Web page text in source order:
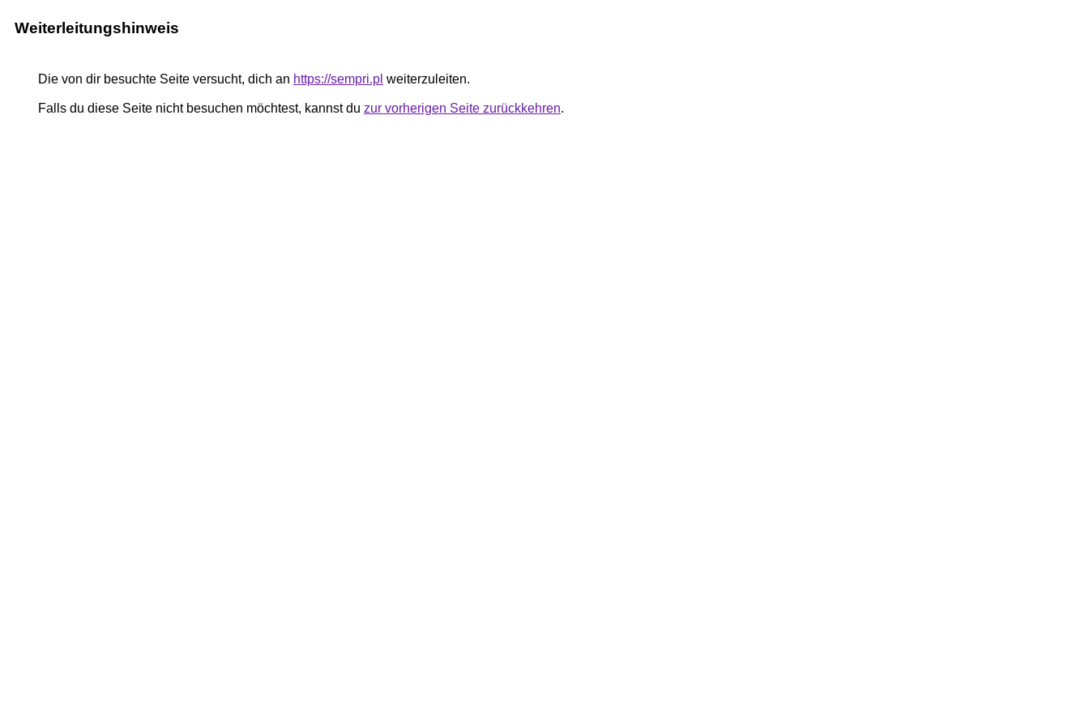
Weiterleitungshinweis
Die von dir besuchte Seite versucht, dich an https://sempri.pl weiterzuleiten.
Falls du diese Seite nicht besuchen möchtest, kannst du zur vorherigen Seite zurückkehren.